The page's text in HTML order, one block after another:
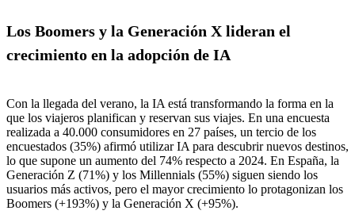
Los Boomers y la Generación X lideran el
crecimiento en la adopción de IA
Con la llegada del verano, la IA está transformando la forma en la
que los viajeros planifican y reservan sus viajes. En una encuesta
realizada a 40.000 consumidores en 27 países, un tercio de los
encuestados (35%) afirmó utilizar IA para descubrir nuevos destinos,
lo que supone un aumento del 74% respecto a 2024. En España, la
Generación Z (71%) y los Millennials (55%) siguen siendo los
usuarios más activos, pero el mayor crecimiento lo protagonizan los